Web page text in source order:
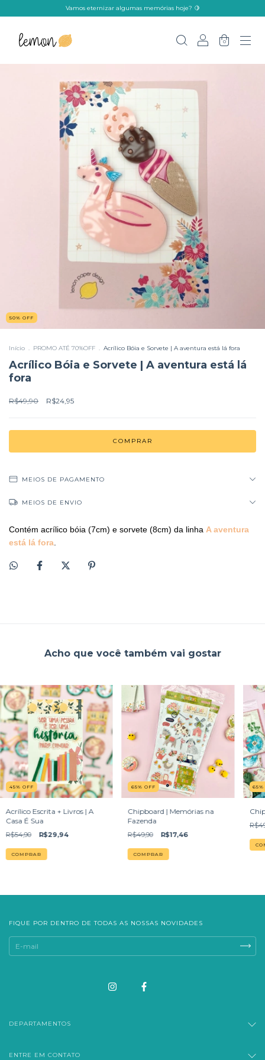
Vamos eternizar algumas memórias hoje? 🍋
0
50% OFF
Início . PROMO ATÉ 70%OFF . Acrílico Bóia e Sorvete | A aventura está lá fora
Acrílico Bóia e Sorvete | A aventura está lá
fora
R$49,90 R$24,95
MEIOS DE PAGAMENTO
MEIOS DE ENVIO
Contém acrílico bóia (7cm) e sorvete (8cm) da linha A aventura
está lá fora
Acho que você também vai gostar
45% OFF
Acrílico Escrita + Livros | A
Casa É Sua
R$54,90 R$29,94
65% OFF
Chipboard | Memórias na
Fazenda
R$49,90 R$17,46
65
FIQUE POR DENTRO DE TODAS AS NOSSAS NOVIDADES
DEPARTAMENTOS
ENTRE EM CONTATO